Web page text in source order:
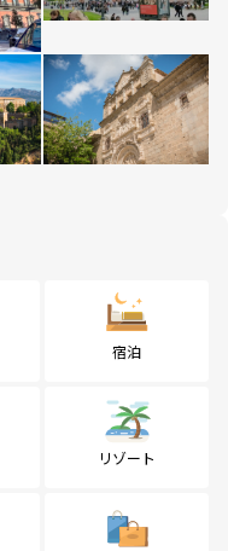
宿泊
リゾート